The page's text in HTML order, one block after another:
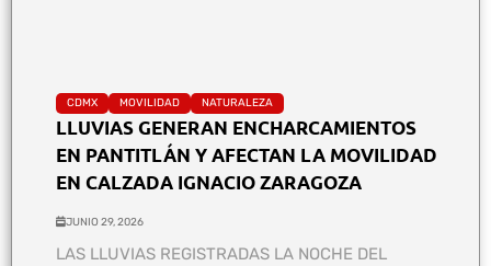
CDMX MOVILIDAD NATURALEZA
LLUVIAS GENERAN ENCHARCAMIENTOS
EN PANTITLÁN Y AFECTAN LA MOVILIDAD
EN CALZADA IGNACIO ZARAGOZA
JUNIO 29, 2026
LAS LLUVIAS REGISTRADAS LA NOCHE DEL